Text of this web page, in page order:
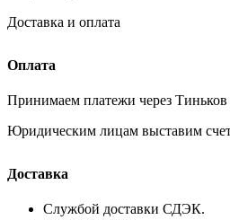
Доставка и оплата
Оплата
Принимаем платежи через
Юридическим лицам выставим
Доставка
Службой доставки СДЭК.